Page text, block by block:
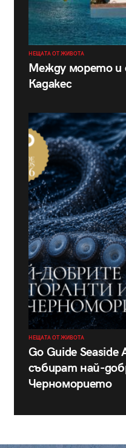
НЕЩАТА ОТ ЖИВОТА
Между морето и
Кадакес
НЕЩАТА ОТ ЖИВОТА
Go Guide
събират най-
Черноморието